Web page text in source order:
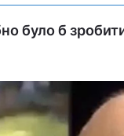
було б